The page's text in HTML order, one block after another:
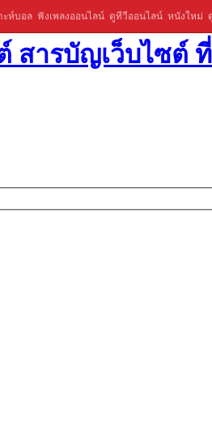
ะห์บอล ฟังเพลงออนไลน์ ดูทีวีออนไลน์ หนังใหม่
สารบัญเว็บไซต์